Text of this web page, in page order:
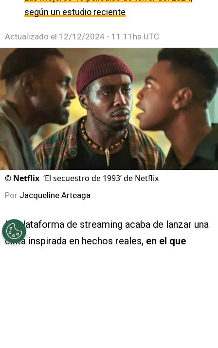
según un estudio reciente
Actualizado el 12/12/2024 - 11:11hs UTC
© Netflix ‘El secuestro de 1993’ de Netflix
Por Jacqueline Arteaga
La plataforma de streaming acaba de lanzar una
cinta inspirada en hechos reales, en el que